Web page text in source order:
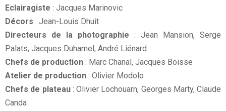
Eclairagiste : Jacques Marinovic
Décors : Jean-Louis Dhuit
Directeurs de la photographie : Jean Mansion, Serge
Palats, Jacques Duhamel, André Liénard
Chefs de production : Marc Chanal, Jacques Boisse
Atelier de production : Olivier Modolo
Chefs de plateau: Olivier Lochouarn, Georges Marty, Claude
Canda